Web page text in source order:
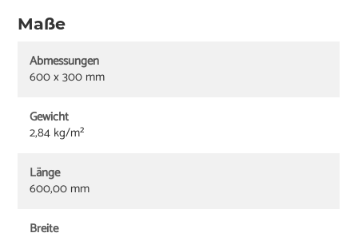
Maße
Abmessungen
600 x 300 mm
Gewicht
2,84 kg/m²
Länge
600,00 mm
Breite